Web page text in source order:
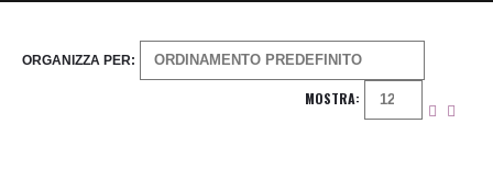
ORGANIZZA PER:
MOSTRA: